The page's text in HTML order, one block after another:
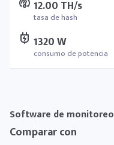
12.00 TH/s
tasa de hash
1320 W
consumo de potencia
Software de monitoreo
Comparar con